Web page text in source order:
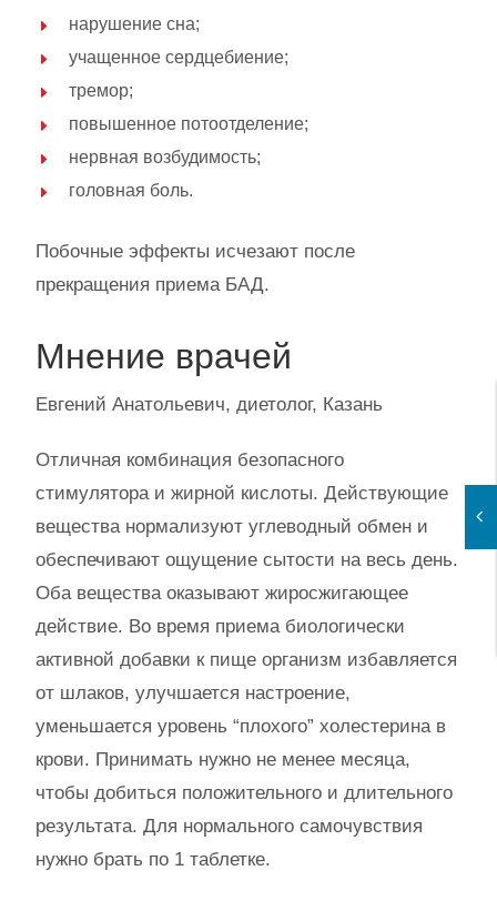
нарушение сна;
учащенное сердцебиение;
тремор;
повышенное потоотделение;
нервная возбудимость;
головная боль.
Побочные эффекты исчезают после
прекращения приема БАД.
Мнение врачей
Евгений Анатольевич, диетолог, Казань
Отличная комбинация безопасного
стимулятора и жирной кислоты. Действующие
вещества нормализуют углеводный обмен и
обеспечивают ощущение сытости на весь день.
Оба вещества оказывают жиросжигающее
действие. Во время приема биологически
активной добавки к пище организм избавляется
от шлаков, улучшается настроение,
уменьшается уровень “плохого” холестерина в
крови. Принимать нужно не менее месяца,
чтобы добиться положительного и длительного
результата. Для нормального самочувствия
нужно брать по 1 таблетке.